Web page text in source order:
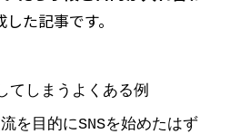
た記事です。
てしまうよくある例
を目的にSNSを始めたはず